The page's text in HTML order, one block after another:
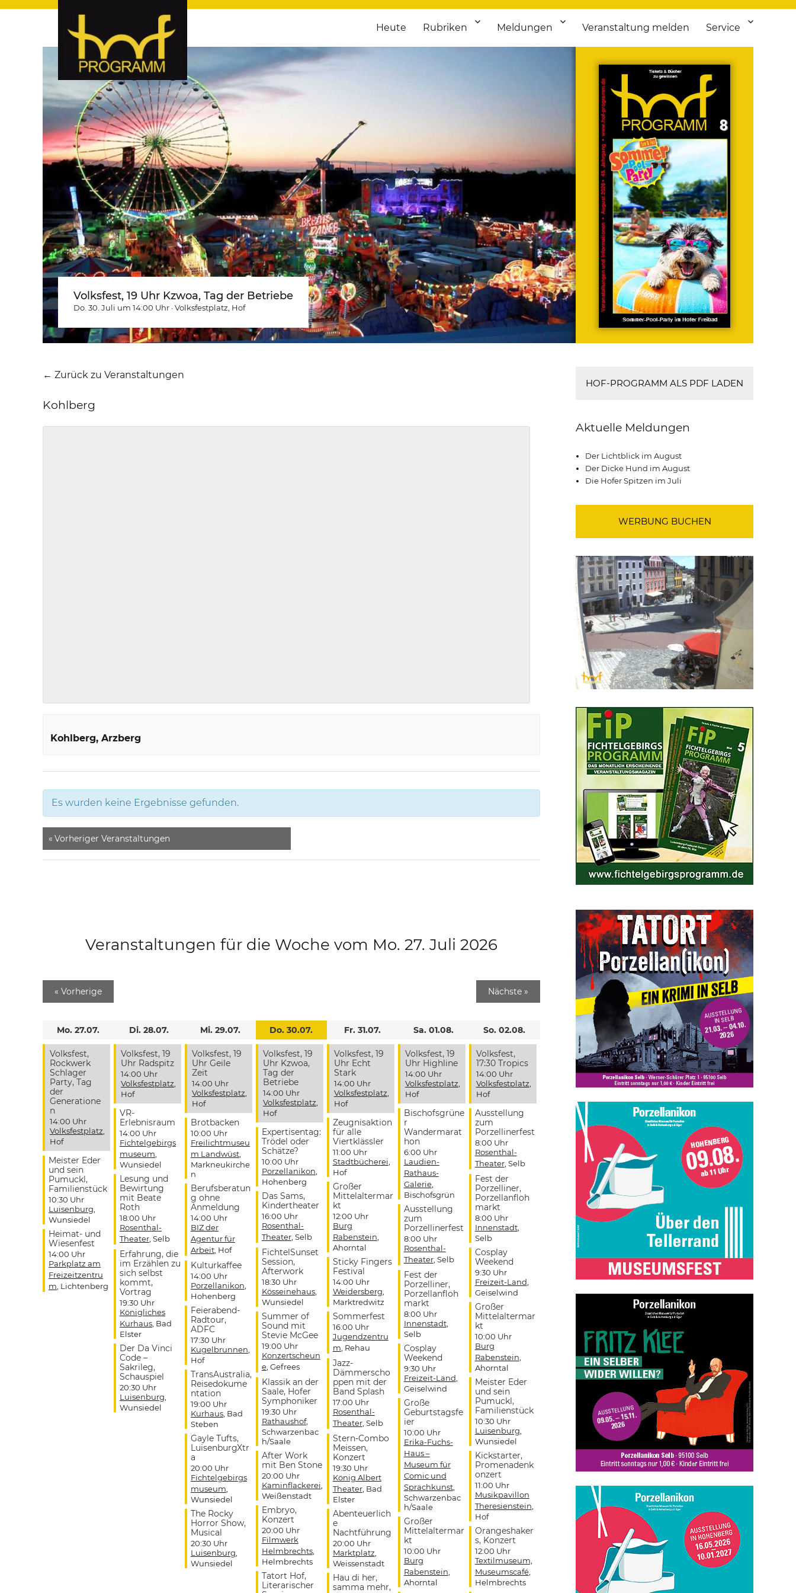
hof-programm – das Veranstaltungsportal für Hochfranken
hof-programm – das Veranstaltungsportal für Hof und Hochfranken. Täglich aktuelle Termine von Kultur bis Sport, von Theater bis Flohmarkt.
Heute Rubriken Meldungen Veranstaltung melden Service
Volksfest, 19 Uhr Kzwoa, Tag der Betriebe
Do. 30. Juli um 14:00 Uhr ·Volksfestplatz , Hof
← Zurück zu Veranstaltungen
Kohlberg
Kohlberg Arzberg
Es wurden keine Ergebnisse gefunden.
« Vorheriger Veranstaltungen
Veranstaltungen für die Woche vom Mo. 27. Juli 2026
« Vorherige Nächste »
Mo. 27.07.
Volksfest,
Rockwerk
Schlager
Party, Tag
der
Generatione
n
14:00 Uhr
Volksfestplatz,
Hof
Meister Eder
und sein
Pumuckl,
Familienstück
10:30 Uhr
Luisenburg,
Wunsiedel
Heimat- und
Wiesenfest
14:00 Uhr
Parkplatz am
Freizeitzentru
m, Lichtenberg
Di. 28.07.
Volksfest, 19
Uhr Radspitz
14:00 Uhr
Volksfestplatz,
Hof
VR-
Erlebnisraum
14:00 Uhr
Fichtelgebirgs
museum,
Wunsiedel
Lesung und
Bewirtung
mit Beate
Roth
18:00 Uhr
Rosenthal-
Theater, Selb
Erfahrung, die
im Erzählen zu
sich selbst
kommt,
Vortrag
19:30 Uhr
Königliches
Kurhaus, Bad
Elster
Der Da Vinci
Code –
Sakrileg,
Schauspiel
20:30 Uhr
Luisenburg,
Wunsiedel
Mi. 29.07.
Volksfest, 19
Uhr Geile
Zeit
14:00 Uhr
Volksfestplatz,
Hof
Brotbacken
10:00 Uhr
Freilichtmuseu
m Landwüst,
Markneukirche
n
Berufsberatun
g ohne
Anmeldung
14:00 Uhr
BIZ der
Agentur für
Arbeit, Hof
Kulturkaffee
14:00 Uhr
Porzellanikon,
Hohenberg
Feierabend-
Radtour,
ADFC
17:30 Uhr
Kugelbrunnen,
Hof
TransAustralia,
Reisedokume
ntation
19:00 Uhr
Kurhaus, Bad
Steben
Gayle Tufts,
LuisenburgXtr
a
20:00 Uhr
Fichtelgebirgs
museum,
Wunsiedel
The Rocky
Horror Show,
Musical
20:30 Uhr
Luisenburg,
Wunsiedel
Do. 30.07.
Volksfest, 19
Uhr Kzwoa,
Tag der
Betriebe
14:00 Uhr
Volksfestplatz,
Hof
Expertisentag:
Trödel oder
Schätze?
10:00 Uhr
Porzellanikon,
Hohenberg
Das Sams,
Kindertheater
16:00 Uhr
Rosenthal-
Theater, Selb
FichtelSunset
Session,
Afterwork
18:30 Uhr
Kösseinehaus,
Wunsiedel
Summer of
Sound mit
Stevie McGee
19:00 Uhr
Konzertscheun
e, Gefrees
Klassik an der
Saale, Hofer
Symphoniker
19:30 Uhr
Rathaushof,
Schwarzenbac
h/Saale
After Work
mit Ben Stone
20:00 Uhr
Kaminflackerei,
Weißenstadt
Embryo,
Konzert
20:00 Uhr
Filmwerk
Helmbrechts,
Helmbrechts
Tatort Hof,
Literarischer
Fr. 31.07.
Volksfest, 19
Uhr Echt
Stark
14:00 Uhr
Volksfestplatz,
Hof
Zeugnisaktion
für alle
Viertklässler
11:00 Uhr
Stadtbücherei,
Hof
Großer
Mittelaltermar
kt
12:00 Uhr
Burg
Rabenstein,
Ahorntal
Sticky Fingers
Festival
14:00 Uhr
Weidersberg,
Marktredwitz
Sommerfest
16:00 Uhr
Jugendzentru
m, Rehau
Jazz-
Dämmerscho
ppen mit der
Band Splash
17:00 Uhr
Rosenthal-
Theater, Selb
Stern-Combo
Meissen,
Konzert
19:30 Uhr
König Albert
Theater, Bad
Elster
Abenteuerlich
e
Nachtführung
20:00 Uhr
Marktplatz,
Weissenstadt
Hau di her,
samma mehr,
Sa. 01.08.
Volksfest, 19
Uhr Highline
14:00 Uhr
Volksfestplatz,
Hof
Bischofsgrüne
r
Wandermarat
hon
6:00 Uhr
Laudien-
Rathaus-
Galerie,
Bischofsgrün
Ausstellung
zum
Porzellinerfest
8:00 Uhr
Rosenthal-
Theater, Selb
Fest der
Porzelliner,
Porzellanfloh
markt
8:00 Uhr
Innenstadt,
Selb
Cosplay
Weekend
9:30 Uhr
Freizeit-Land,
Geiselwind
Große
Geburtstagsfe
ier
10:00 Uhr
Erika-Fuchs-
Haus –
Museum für
Comic und
Sprachkunst,
Schwarzenbac
h/Saale
Großer
Mittelaltermar
kt
10:00 Uhr
Burg
Rabenstein,
Ahorntal
So. 02.08.
Volksfest,
17:30 Tropics
14:00 Uhr
Volksfestplatz,
Hof
Ausstellung
zum
Porzellinerfest
8:00 Uhr
Rosenthal-
Theater, Selb
Fest der
Porzelliner,
Porzellanfloh
markt
8:00 Uhr
Innenstadt,
Selb
Cosplay
Weekend
9:30 Uhr
Freizeit-Land,
Geiselwind
Großer
Mittelaltermar
kt
10:00 Uhr
Burg
Rabenstein,
Ahorntal
Meister Eder
und sein
Pumuckl,
Familienstück
10:30 Uhr
Luisenburg,
Wunsiedel
Kickstarter,
Promenadenk
onzert
11:00 Uhr
Musikpavillon
Theresienstein,
Hof
Orangeshaker
s, Konzert
12:00 Uhr
Textilmuseum,
Museumscafé,
Helmbrechts
HOF-PROGRAMM ALS PDF LADEN
Aktuelle Meldungen
Der Lichtblick im August
Der Dicke Hund im August
Die Hofer Spitzen im Juli
WERBUNG BUCHEN